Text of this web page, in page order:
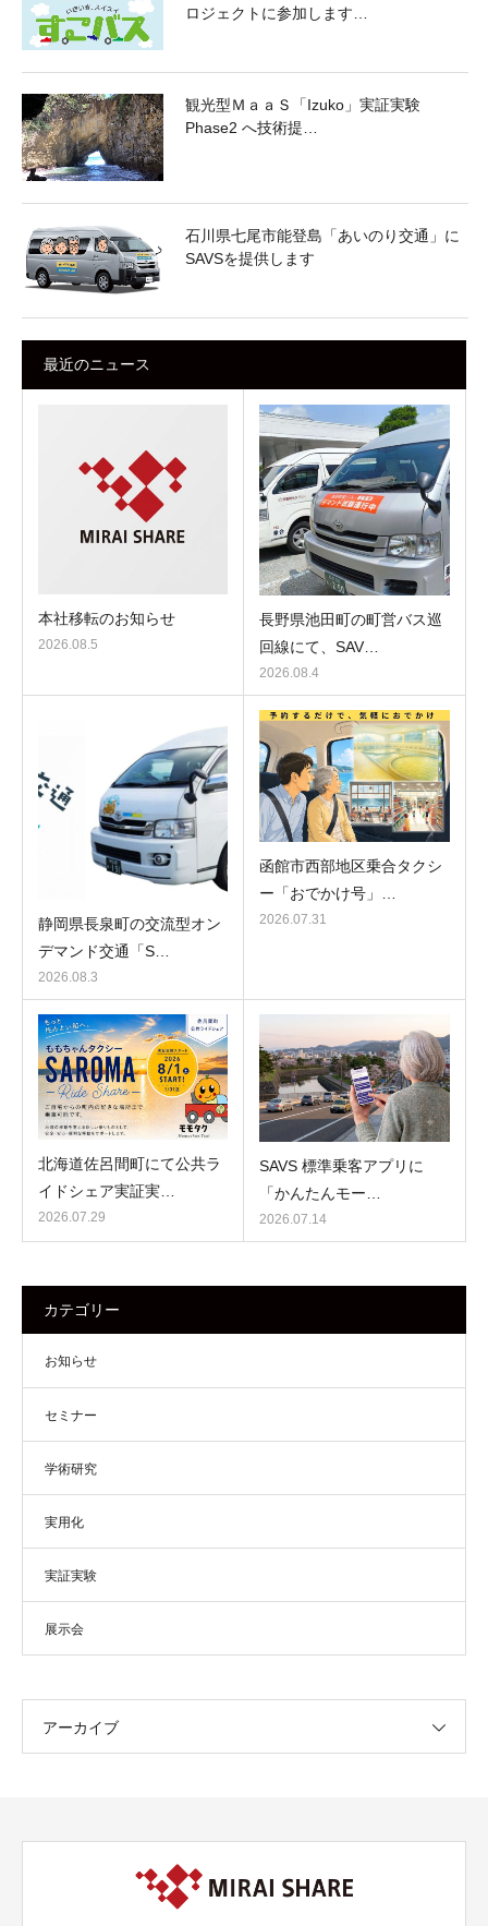
ロジェクトに参加します…
観光型ＭａａＳ「Izuko」実証実験
Phase2 へ技術提…
石川県七尾市能登島「あいのり交通」に
SAVSを提供します
最近のニュース
本社移転のお知らせ
2026.08.5
長野県池田町の町営バス巡
回線にて、SAV…
2026.08.4
静岡県長泉町の交流型オン
デマンド交通「S…
2026.08.3
函館市西部地区乗合タクシ
ー「おでかけ号」…
2026.07.31
北海道佐呂間町にて公共ラ
イドシェア実証実…
2026.07.29
SAVS 標準乗客アプリに
「かんたんモー…
2026.07.14
カテゴリー
お知らせ
セミナー
学術研究
実用化
実証実験
展示会
アーカイブ